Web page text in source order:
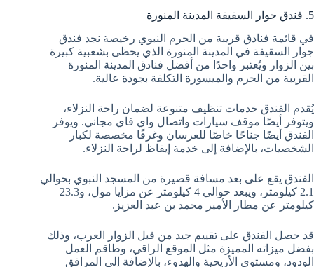
5. فندق جوار السقيفة المدينة المنورة
في قائمة فنادق قريبة من الحرم النبوي رخيصة نجد فندق
جوار السقيفة في المدينة المنورة الذي يحظى بشعبية كبيرة
بين الزوار ويُعتبر واحدًا من أفضل فنادق المدينة المنورة
القريبة من الحرم والميسورة التكلفة بجودة عالية.
يُقدم الفندق خدمات تنظيف متنوعة لضمان راحة النزلاء،
ويتوفر أيضًا موقف سيارات واتصال واي فاي مجاني. ويوفر
الفندق أيضًا جناحًا خاصًا للعرسان وغرفًا مخصصة لكبار
الشخصيات، بالإضافة إلى خدمة إيقاظ لراحة النزلاء.
الفندق يقع على بعد مسافة قصيرة من المسجد النبوي بحوالي
2.1 كيلومتر، ويبعد حوالي 4 كيلومتر عن مزايا مول، و23.3
كيلومتر عن مطار الأمير محمد بن عبد العزيز.
قد حصل الفندق على تقييم جيد من قبل الزوار العرب، وذلك
بفضل ميزاته المميزة مثل الموقع الراقي، وطاقم العمل
الودود، ومستوى الأريحية والهدوء، بالإضافة إلى المرافق